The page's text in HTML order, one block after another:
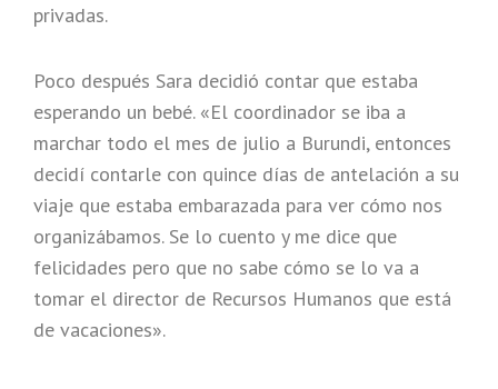
privadas.
Poco después Sara decidió contar que estaba
esperando un bebé. «El coordinador se iba a
marchar todo el mes de julio a Burundi, entonces
decidí contarle con quince días de antelación a su
viaje que estaba embarazada para ver cómo nos
organizábamos. Se lo cuento y me dice que
felicidades pero que no sabe cómo se lo va a
tomar el director de Recursos Humanos que está
de vacaciones».